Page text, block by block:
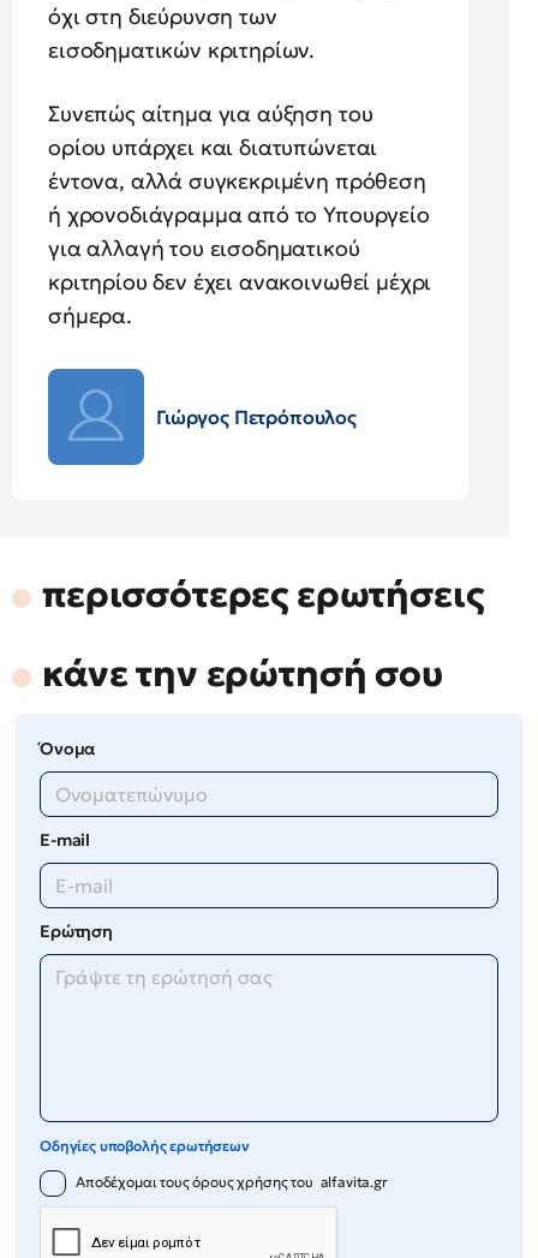
όχι στη διεύρυνση των
εισοδηματικών κριτηρίων.
Συνεπώς αίτημα για αύξηση του
ορίου υπάρχει και διατυπώνεται
έντονα, αλλά συγκεκριμένη πρόθεση
ή χρονοδιάγραμμα από το Υπουργείο
για αλλαγή του εισοδηματικού
κριτηρίου δεν έχει ανακοινωθεί μέχρι
σήμερα.
Γιώργος Πετρόπουλος
περισσότερες ερωτήσεις
κάνε την ερώτησή σου
Όνομα
E-mail
Ερώτηση
Οδηγίες υποβολής ερωτήσεων
Αποδέχομαι τους όρους χρήσης του alfavita.gr